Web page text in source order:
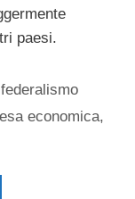
paesi.
federalismo
economica,